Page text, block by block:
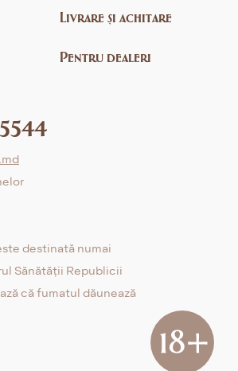
Livrare și achitare
Pentru dealeri
destinată numai
Sănătății Republicii
că fumatul dăunează